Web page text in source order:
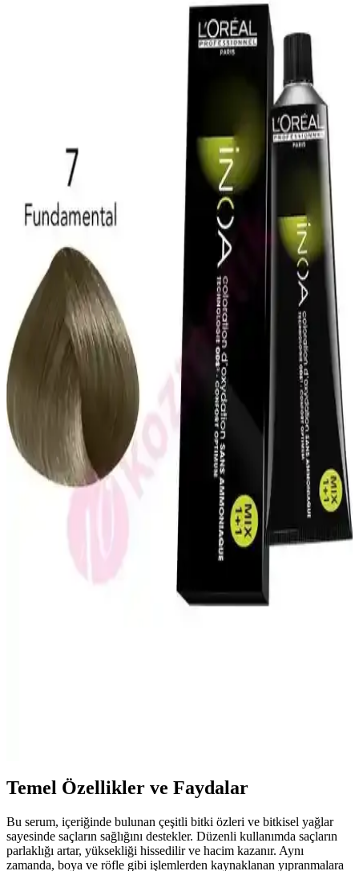
DUFF CLEAN saç kurutma bonesi, mikrofiber yapısı ve şık
tasarımıyla saçları nazikçe kurutur, kullanım kolaylığı sağlar ve
Orginx Hızlı Saç Uzatma Serumu ve Kara Sarımsak
Yağı ile Saç Sağlığında Yeni Dönem
Orginx'in saç uzatma serumu ve kara sarımsak yağı, saç sağlığını
destekleyerek dökülmeyi azaltır, güçlendirir ve parlaklık kazandırır.
Düzenli kullanım ile etkili sonuçlar sağlar.
ZENTO Mor Şampuanı ile Saç Renk Koruma ve
Parlaklık Sağlayan Güvenilir Bakım Ürünü
ZENTO Mor Şampuanı, renk koruma ve parlaklık sağlayan, UV
filtresi ve sülfatsız formülüyle gri ve beyaz saçlara özel bakım sunar,
saçlara güç ve canlılık kazandırır.
Saç ve Sakal Beyazlıklarını Gidermeye Yönelik
Doğal Katı Şampuan Ürünü İncelemesi
SoapCover saç beyazlık giderici katı şampuan, doğal içerikleri ve
pratik kullanımıyla saç ve sakal beyazlıklarını azaltmayı hedefleyen
etkili bir çözüm sunar.
Kuaf Tuz İçermeyen Şampuan ve Keratin Saç
Maskesi ile Saçlarınızda Yeni Bir Dönem Başlıyor
Saç sağlığını destekleyen tuz içermeyen şampuan ve keratin
maskesi, saçları güçlendirir, parlaklık ve yumuşaklık kazandırır,
doğal yapıyı korur ve düzenli kullanımda etkili sonuçlar sağlar.
Natural Colors 7C Orta Küllü Kumral Organik Saç
Boyası İncelemesi ve Kullanıcı Deneyimleri
Natural Colors 7C orta küllü kumral organik saç boyası, doğal
görünüm ve parlaklık sağlar. Hafif kimyasal kokusu ve kolay
Temel Özellikler ve Faydalar
Bu serum, içeriğinde bulunan çeşitli bitki özleri ve bitkisel yağlar
sayesinde saçların sağlığını destekler. Düzenli kullanımda saçların
parlaklığı artar, yüksekliği hissedilir ve hacim kazanır. Aynı
zamanda, boya ve röfle gibi işlemlerden kaynaklanan yıpranmalara